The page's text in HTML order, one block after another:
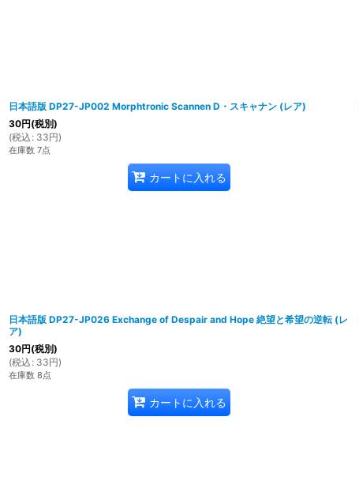
日本語版 DP27-JP002 Morphtronic Scannen D・スキャナン (レア)
30円(税別)
(税込 : 33円)
在庫数 7点
カートに入れる
日本語版 DP27-JP026 Exchange of Despair and Hope 絶望と希望の逆転 (レ
ア)
30円(税別)
(税込 : 33円)
在庫数 8点
カートに入れる